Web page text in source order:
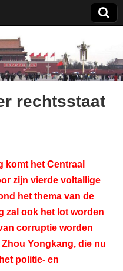
rechtsstaat
komt het Centraal
zijn vierde voltallige
het thema van de
zal ook het lot worden
corruptie worden
Yongkang, die nu
politie- en